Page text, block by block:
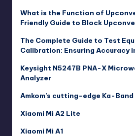
What is the Function of
Friendly Guide to Block
The Complete Guide to Test
Calibration: Ensuring Accuracy
Keysight N5247B PNA-X
Analyzer
Amkom’s cutting-edge Ka-
Xiaomi Mi A2 Lite
Xiaomi Mi A1